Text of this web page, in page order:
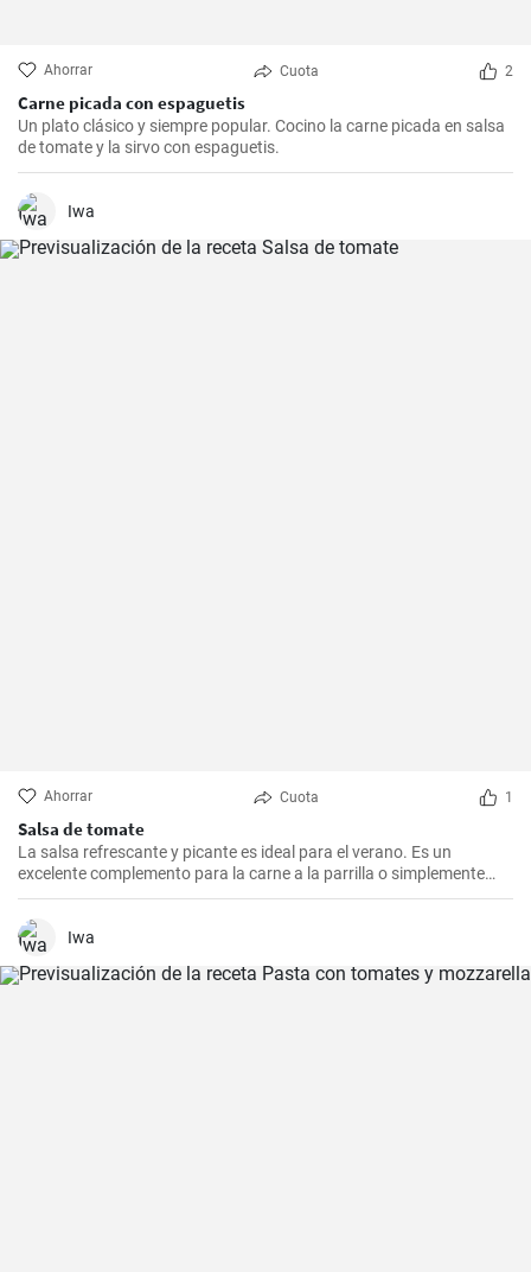
Ahorrar Cuota 2
Carne picada con espaguetis
Un plato clásico y siempre popular. Cocino la carne picada en salsa
de tomate y la sirvo con espaguetis.
Iwa
Ahorrar Cuota 1
Salsa de tomate
La salsa refrescante y picante es ideal para el verano. Es un
excelente complemento para la carne a la parrilla o simplemente
como relleno para la tortilla.
Iwa